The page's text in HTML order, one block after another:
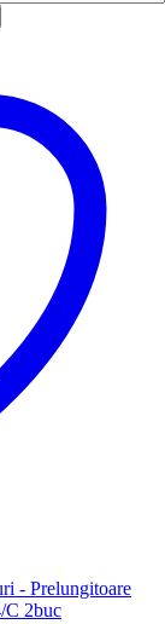
- Prelungitoare
C 2buc